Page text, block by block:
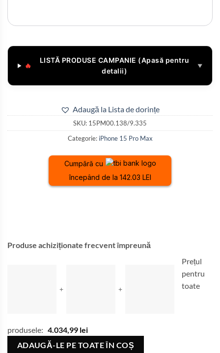
🔥
LISTĂ PRODUSE CAMPANIE (Apasă pentru
detalii)
▼
Adaugă la Lista de dorințe
SKU: 15PM00.138/9.335
Categorie: iPhone 15 Pro Max
Cumpără cu
începând de la 142.03 LEI
Produse achiziționate frecvent împreună
+ +
Prețul
pentru
toate
produsele: 4.034,99 lei
ADAUGĂ-LE PE TOATE ÎN COȘ